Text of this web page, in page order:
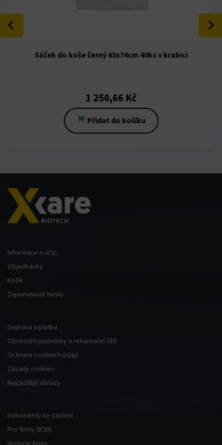
Sáček do koše černý 63x74cm 40ks v krabici
1 250,66 Kč
Přidat do košíku
Informace o účtu
Objednávky
Košík
Zapomenuté heslo
Doprava a platba
Obchodní podmínky a reklamační řád
Ochrana osobních údajů
Zásady cookies
Nejčastější dotazy
Dokumenty ke stažení
Pro firmy (B2B)